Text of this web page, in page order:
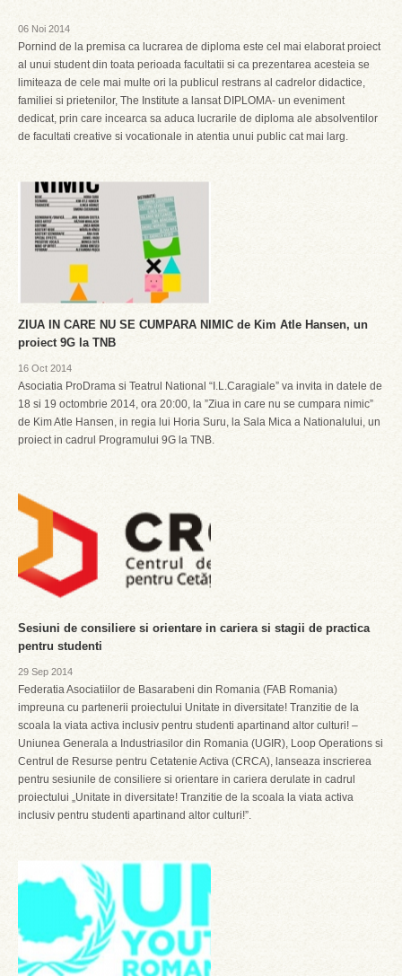
06 Noi 2014
Pornind de la premisa ca lucrarea de diploma este cel mai elaborat proiect
al unui student din toata perioada facultatii si ca prezentarea acesteia se
limiteaza de cele mai multe ori la publicul restrans al cadrelor didactice,
familiei si prietenilor, The Institute a lansat DIPLOMA- un eveniment
dedicat, prin care incearca sa aduca lucrarile de diploma ale absolventilor
de facultati creative si vocationale in atentia unui public cat mai larg.
ZIUA IN CARE NU SE CUMPARA NIMIC de Kim Atle Hansen, un
proiect 9G la TNB
16 Oct 2014
Asociatia ProDrama si Teatrul National “I.L.Caragiale” va invita in datele de
18 si 19 octombrie 2014, ora 20:00, la ”Ziua in care nu se cumpara nimic”
de Kim Atle Hansen, in regia lui Horia Suru, la Sala Mica a Nationalului, un
proiect in cadrul Programului 9G la TNB.
Sesiuni de consiliere si orientare in cariera si stagii de practica
pentru studenti
29 Sep 2014
Federatia Asociatiilor de Basarabeni din Romania (FAB Romania)
impreuna cu partenerii proiectului Unitate in diversitate! Tranzitie de la
scoala la viata activa inclusiv pentru studenti apartinand altor culturi! –
Uniunea Generala a Industriasilor din Romania (UGIR), Loop Operations si
Centrul de Resurse pentru Cetatenie Activa (CRCA), lanseaza inscrierea
pentru sesiunile de consiliere si orientare in cariera derulate in cadrul
proiectului „Unitate in diversitate! Tranzitie de la scoala la viata activa
inclusiv pentru studenti apartinand altor culturi!”.